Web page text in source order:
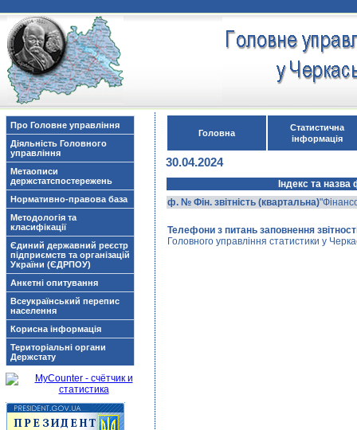
Про Головне управління
Діяльність Головного
управління
Метаописи
держстатспостережень
Нормативно-правова база
Методологія та
класифікації
Єдиний державний реєстр
підприємств та організацій
України (ЄДРПОУ)
Анкетні опитування
Всеукраїнський перепис
населення
Корисна інформація
Територіальні органи
Держстату
Головна
Статистична
інформація
30.04.2024
Індекс та
ф. № Фін. звітність (квартальна)
Телефони з питань заповнення
Головного управління статистики у